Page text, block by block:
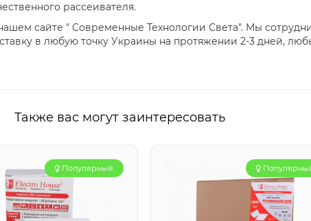
рассеивателя.
сайте " Современные Технологии Света". Мы
в любую точку Украины на протяжении 2-3 дней,
Также вас могут заинтересовать
Популярный